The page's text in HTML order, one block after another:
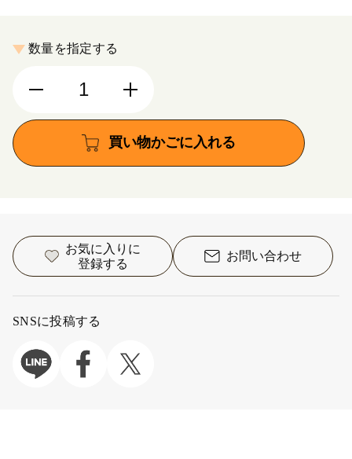
数量を指定する
買い物かごに入れる
お気に入りに
登録する
お問い合わせ
SNSに投稿する